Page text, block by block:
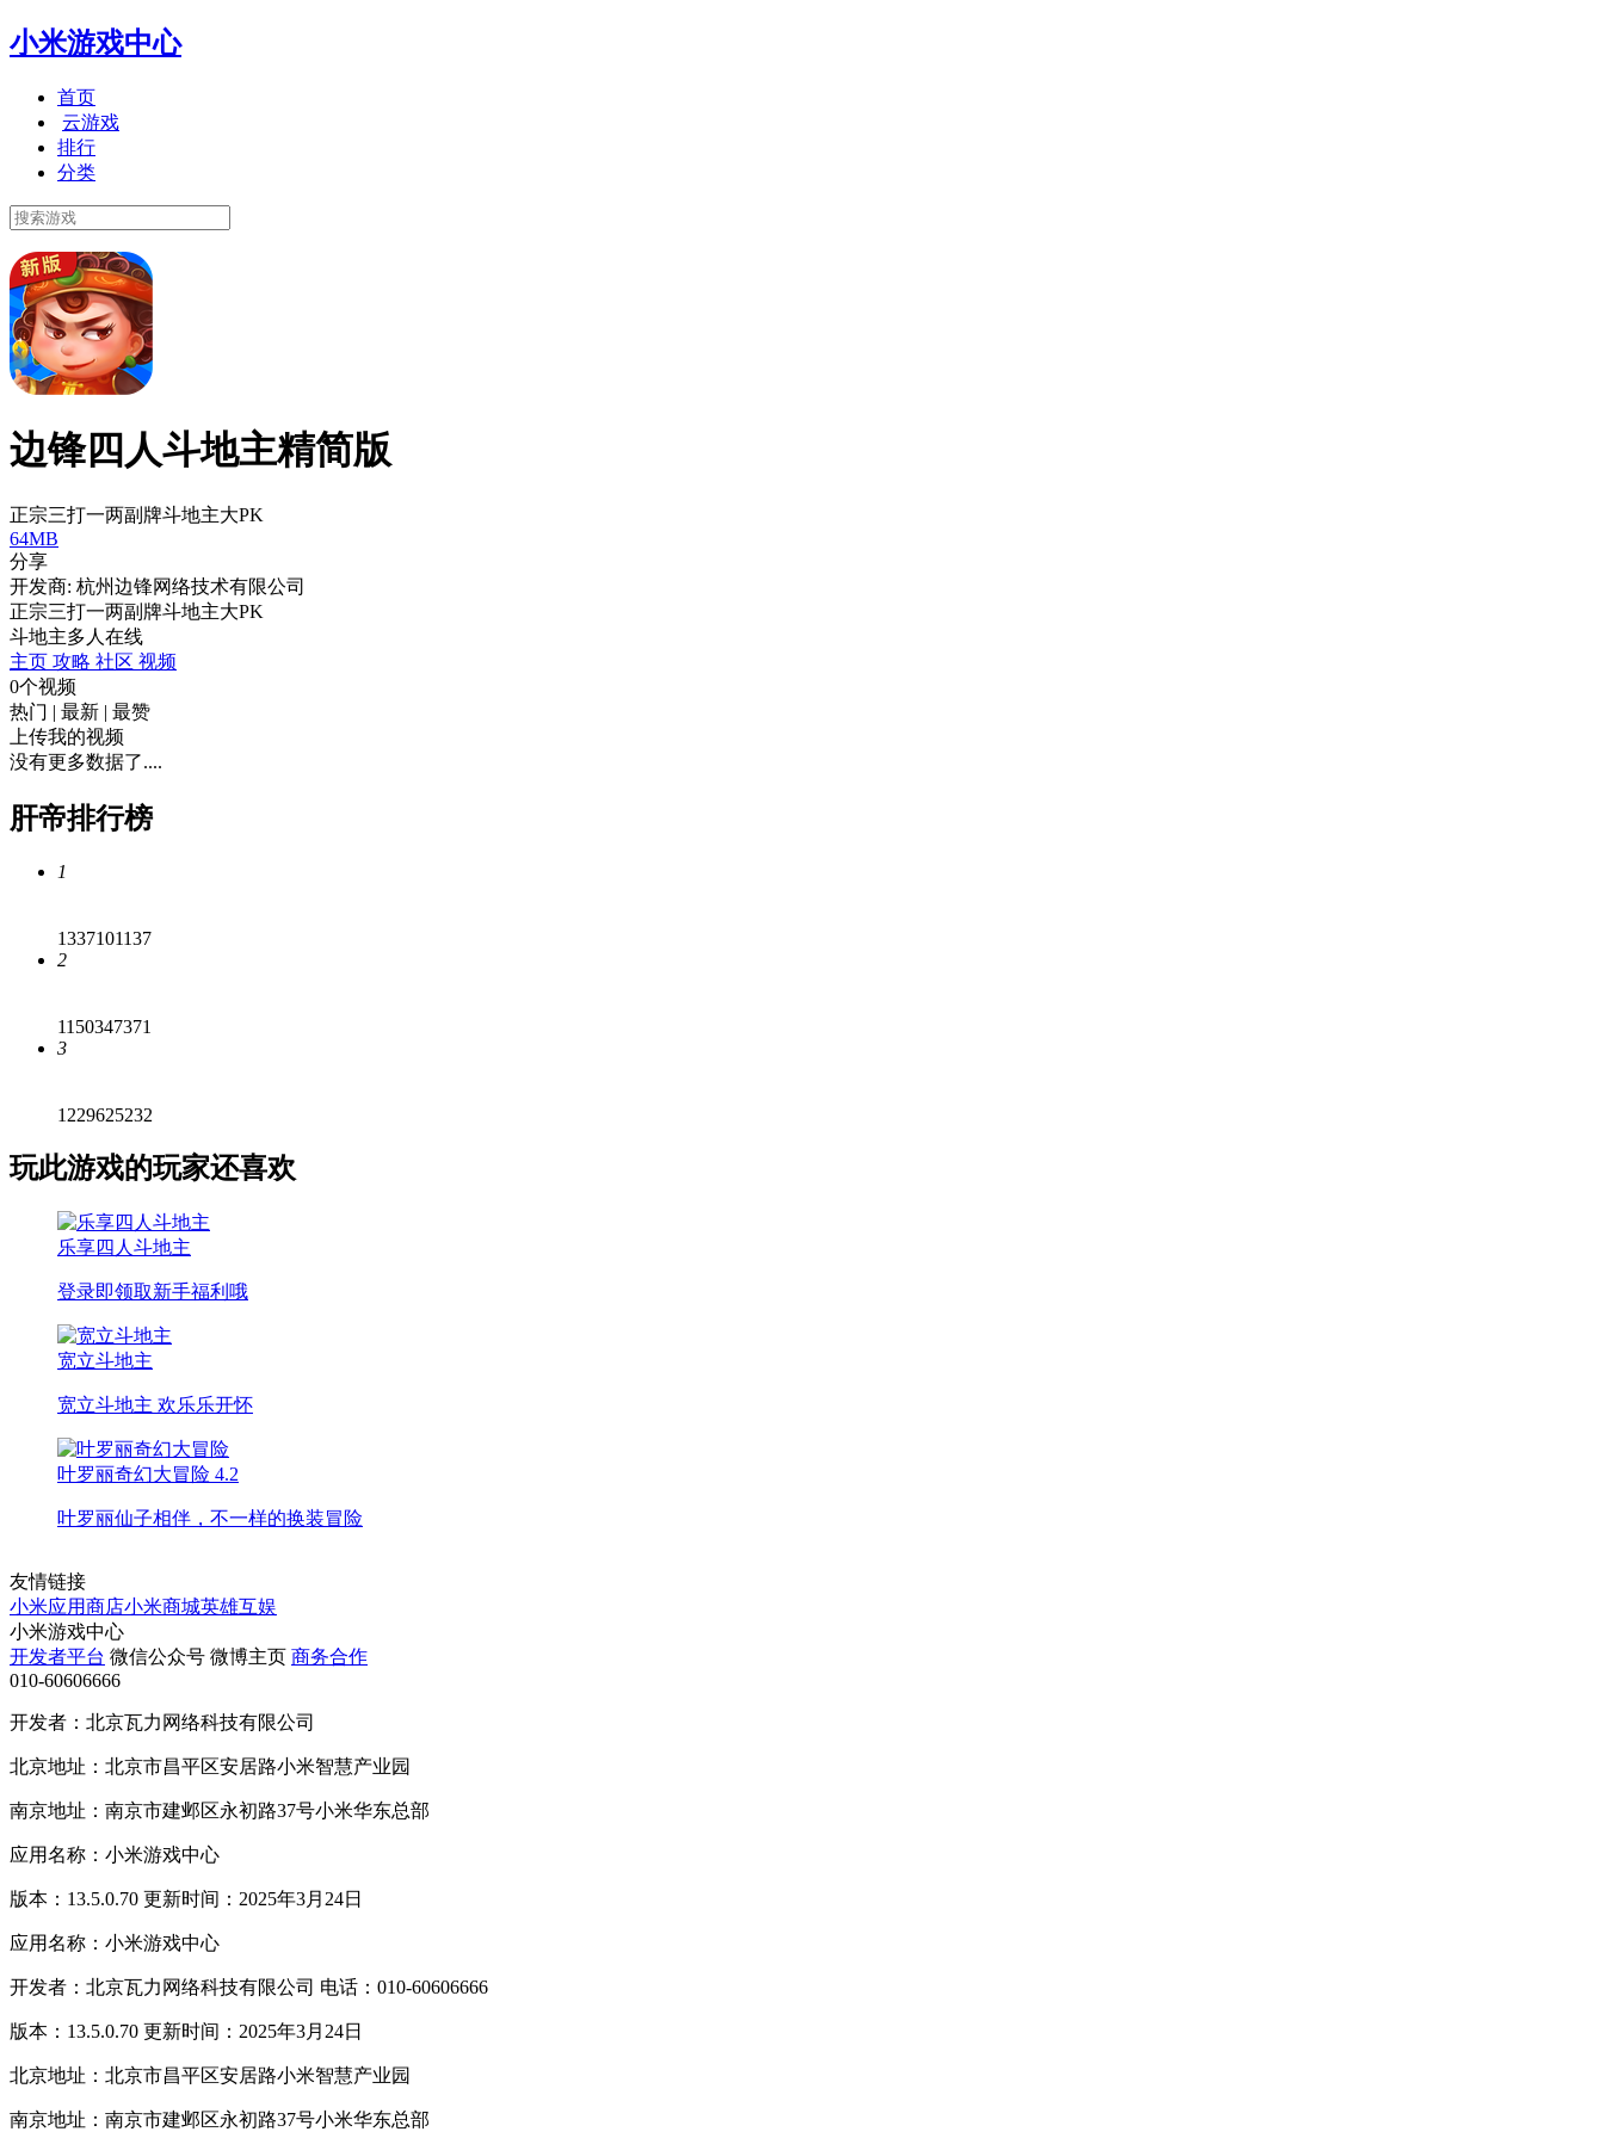
小米游戏中心
首页
云游戏
排行
分类
边锋四人斗地主精简版
正宗三打一两副牌斗地主大PK
64MB
分享
开发商: 杭州边锋网络技术有限公司
正宗三打一两副牌斗地主大PK
斗地主多人在线
主页 攻略 社区 视频
0个视频
热门 | 最新 | 最赞
上传我的视频
没有更多数据了....
肝帝排行榜
1
1337101137
2
1150347371
3
1229625232
玩此游戏的玩家还喜欢
乐享四人斗地主
登录即领取新手福利哦
宽立斗地主
宽立斗地主 欢乐乐开怀
叶罗丽奇幻大冒险 4.2
叶罗丽仙子相伴，不一样的换装冒险
友情链接
小米应用商店小米商城英雄互娱
小米游戏中心
开发者平台 微信公众号 微博主页 商务合作
010-60606666
开发者：北京瓦力网络科技有限公司
北京地址：北京市昌平区安居路小米智慧产业园
南京地址：南京市建邺区永初路37号小米华东总部
应用名称：小米游戏中心
版本：13.5.0.70 更新时间：2025年3月24日
应用名称：小米游戏中心
开发者：北京瓦力网络科技有限公司 电话：010-60606666
版本：13.5.0.70 更新时间：2025年3月24日
北京地址：北京市昌平区安居路小米智慧产业园
南京地址：南京市建邺区永初路37号小米华东总部